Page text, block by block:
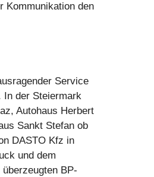
Kommunikation den
Service
In der Steiermark
Autohaus Herbert
Sankt Stefan ob
DASTO Kfz in
und dem
BP-